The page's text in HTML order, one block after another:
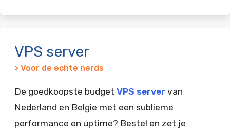
VPS server
> Voor de echte nerds
De goedkoopste budget VPS server van
Nederland en Belgie met een sublieme
performance en uptime? Bestel en zet je